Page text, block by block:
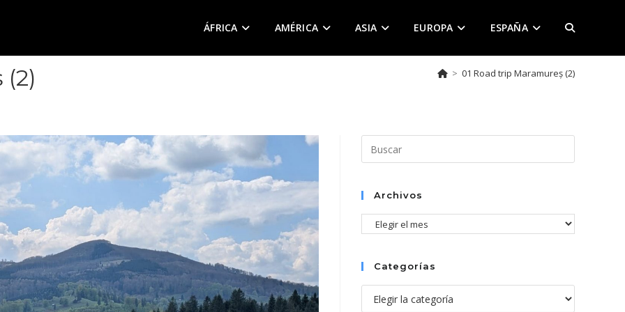
ÁFRICA AMÉRICA ASIA EUROPA ESPAÑA ALTERNAR
DE
> 01 Road trip Maramureș (2)
Escape
el
Archivos
Archivos
Categorías
Categorías